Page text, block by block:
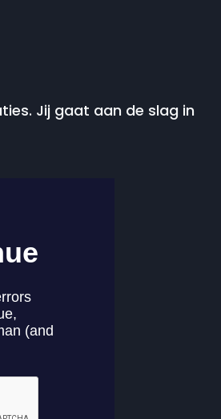
Jij gaat aan de slag in